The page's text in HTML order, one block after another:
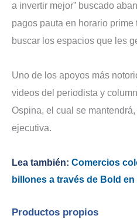
a invertir mejor” buscado
pagos pauta en horario
buscar los espacios que les
Uno de los apoyos más
videos del periodista y
Ospina, el cual se
ejecutiva.
Lea también: Comercios
billones a través de Bold en
Productos propios